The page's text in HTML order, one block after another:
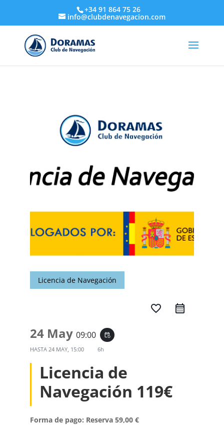
+34 91 864 75 26
info@clubdenavegacion.com
Licencia de Navegación
favorite_border
24 May 09:00 event_repeat
HASTA 24 MAY, 15:00 6h
Licencia de
Navegación 119€
Forma de pago: Reserva 59,00 €